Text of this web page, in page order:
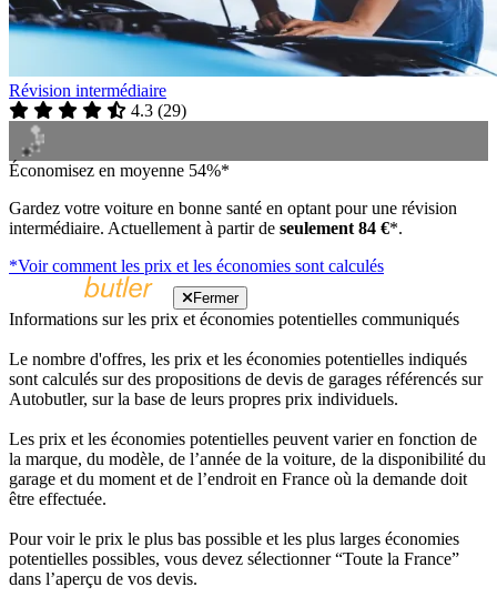
Révision intermédiaire
4.3 (29)
Économisez en moyenne 54%*
Gardez votre voiture en bonne santé en optant pour une révision
intermédiaire. Actuellement à partir de seulement 84 €*.
*Voir comment les prix et les économies sont calculés
Fermer
Informations sur les prix et économies potentielles communiqués
Le nombre d'offres, les prix et les économies potentielles indiqués
sont calculés sur des propositions de devis de garages référencés sur
Autobutler, sur la base de leurs propres prix individuels.
Les prix et les économies potentielles peuvent varier en fonction de
la marque, du modèle, de l’année de la voiture, de la disponibilité du
garage et du moment et de l’endroit en France où la demande doit
être effectuée.
Pour voir le prix le plus bas possible et les plus larges économies
potentielles possibles, vous devez sélectionner “Toute la France”
dans l’aperçu de vos devis.